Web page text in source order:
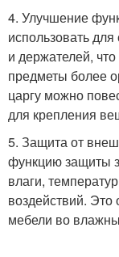
4. Улучшение
использовать
и держателей,
предметы более
царгу можно
для крепления
5. Защита от
функцию защиты
влаги,
воздействий.
мебели во